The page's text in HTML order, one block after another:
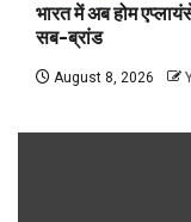
भारत में अब होम
सब-ब्रांड
August 8, 2026